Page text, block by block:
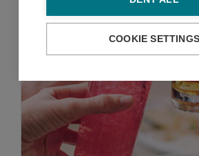
COOKIE SETTINGS